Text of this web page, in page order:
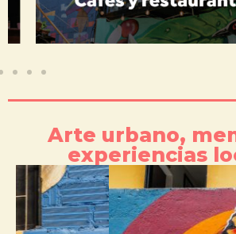
Arte urbano,
experiencias